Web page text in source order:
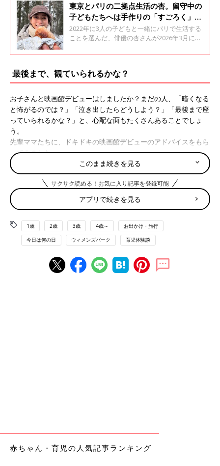
東京とパリの二拠点生活の杏。留守中の
子どもたちへは手作りの「すごろく」や
「メッセージカード」。子育ての工夫と
自分時間の過ごし方
2022年に3人の子どもと一緒にパリで生活する
ことを選んだ、俳優の杏さんが2026年3月にフ
のことと、日々のことを綴ったエッセイを２冊
育てる毎日で感じていることや、子育ての合間
に楽しんでいることについて聞きました。全2
回のインタビューの後編です。
最後まで、観ていられるかな？
お子さんと映画館デビューはしましたか？まだの人、「暗くなる
と怖がるのでは？」「泣き出したらどうしよう？」「最後まで座
っていられるかな？」と、心配な面もたくさんあることでしょ
う。
先輩ママたちに、ドキドキの映画館デビューのアドバイスをもら
ってみました。
「家で、映画一本分くらいを集中して観られるようになった年長
の頃に行きました。『もし怖くなったら無理しないで言ってね。
直ぐに出られるからね』って、声かけしておくだけでも安心した
みたいです」
「花火でも大泣きの怖がりな息子。プレミアムスクリーンでの上
映だったので、２人掛けのソファタイプを指定。暗くてもぴった
後ろの席の迷惑にならないようなら、おひざに座らせても安心す
「最初の予告の番宣は大人向けが多いので、そこでビビッて号
泣。初めてならギリギリに入ることをオススメします」
このまま続きを見る
サクサク読める！お気に入り記事を登録可能
アプリで続きを見る
1歳 2歳 3歳 4歳～ お出かけ・旅行
今日は何の日 ウィメンズパーク 育児体験談
赤ちゃん・育児の人気記事ランキング